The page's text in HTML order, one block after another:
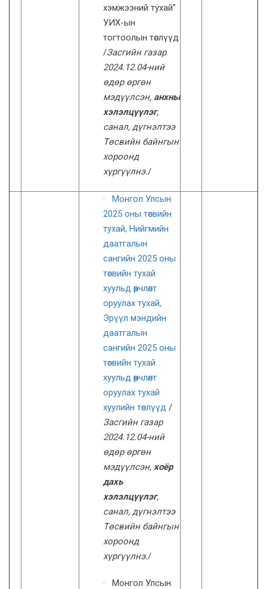
хэмжээний тухай”
УИХ-ын
тогтоолын төслүүд
/Засгийн газар
2024.12.04-ний
өдөр өргөн
мэдүүлсэн, анхны
хэлэлцүүлэг,
санал, дүгнэлтээ
Төсвийн байнгын
хороонд
хүргүүлнэ./
· Монгол Улсын
2025 оны төсвийн
тухай, Нийгмийн
даатгалын
сангийн 2025 оны
төсвийн тухай
хуульд өөрчлөлт
оруулах тухай,
Эрүүл мэндийн
даатгалын
сангийн 2025 оны
төсвийн тухай
хуульд өөрчлөлт
оруулах тухай
хуулийн төслүүд /
Засгийн газар
2024.12.04-ний
өдөр өргөн
мэдүүлсэн, хоёр
дахь
хэлэлцүүлэг,
санал, дүгнэлтээ
Төсвийн байнгын
хороонд
хүргүүлнэ./
· Монгол Улсын